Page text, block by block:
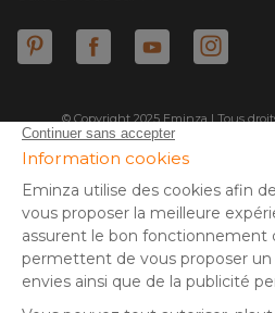
© Copyright 2025 Eminza | Tous
* Vous disposez de 30 jours (à
retrait de votre colis) pour effectuer
** Expédition le jour même pour